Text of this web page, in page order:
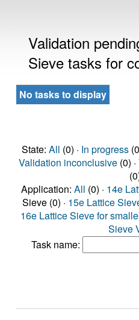
Validation
Sieve tasks for
No tasks to display
State: All (0) · In progress
Validation inconclusive(0) ·
Application: All (0) · 14e
Sieve (0) · 15e Lattice
16e Lattice Sieve for
Sieve
Task name: